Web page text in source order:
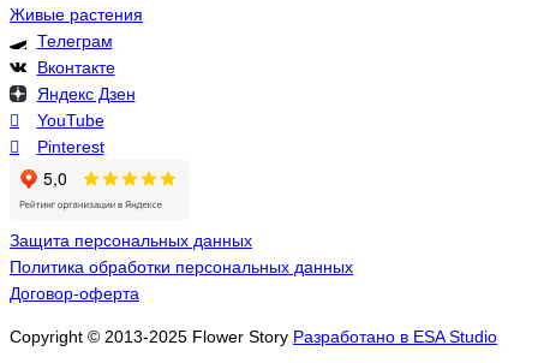
Живые растения
Телеграм
Вконтакте
Яндекс Дзен
YouTube
Pinterest
Защита персональных данных
Политика обработки персональных данных
Договор-оферта
Copyright © 2013-2025 Flower Story Разработано в ESA Studio